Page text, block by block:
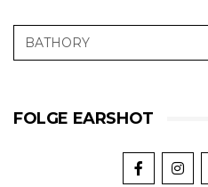
FOLGE EARSHOT